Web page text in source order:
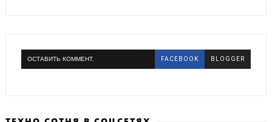
ОСТАВИТЬ КОММЕНТ. FACEBOOK BLOGGER